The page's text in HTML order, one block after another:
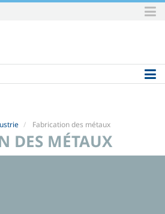
Fabrication des métaux
DES MÉTAUX